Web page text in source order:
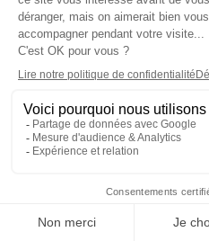
À quoi sert un intranet
objectifs : diffuser la
héberger la base de
accès aux applications
assistants IA. C'est le hub